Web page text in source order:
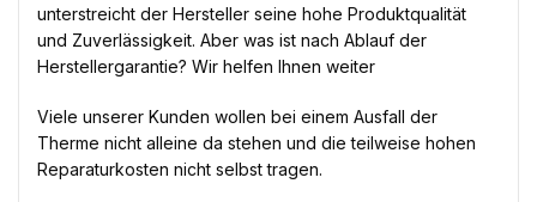
unterstreicht der Hersteller seine hohe Produktqualität
und Zuverlässigkeit. Aber was ist nach Ablauf der
Herstellergarantie? Wir helfen Ihnen weiter
Viele unserer Kunden wollen bei einem Ausfall der
Therme nicht alleine da stehen und die teilweise hohen
Reparaturkosten nicht selbst tragen.